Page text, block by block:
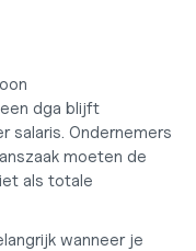
dga blijft
salaris. Ondernemers
moeten de
als totale
wanneer je